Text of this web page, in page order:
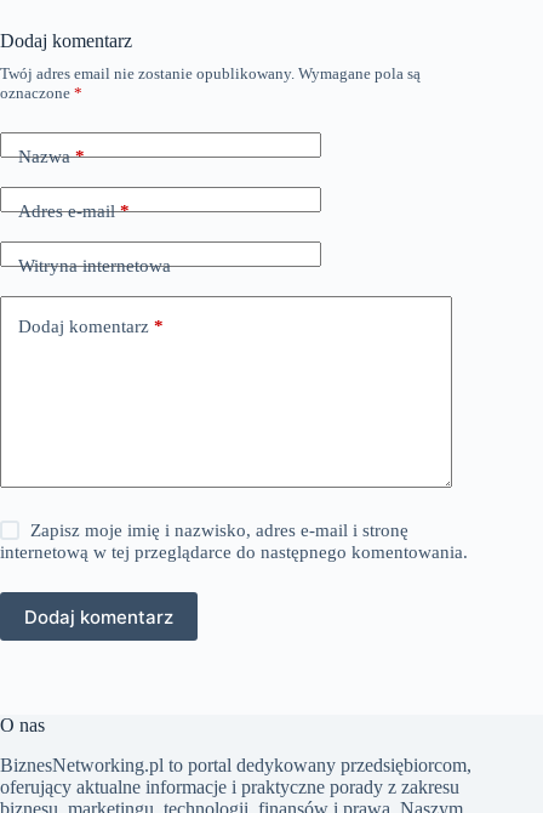
Dodaj komentarz
Twój adres email nie zostanie opublikowany. Wymagane pola są
oznaczone *
Nazwa*
Adres e-mail*
Witryna internetowa
Dodaj komentarz *
Zapisz moje imię i nazwisko, adres e-mail i stronę
internetową w tej przeglądarce do następnego komentowania.
Dodaj komentarz
O nas
BiznesNetworking.pl to portal dedykowany przedsiębiorcom,
oferujący aktualne informacje i praktyczne porady z zakresu
biznesu, marketingu, technologii, finansów i prawa. Naszym